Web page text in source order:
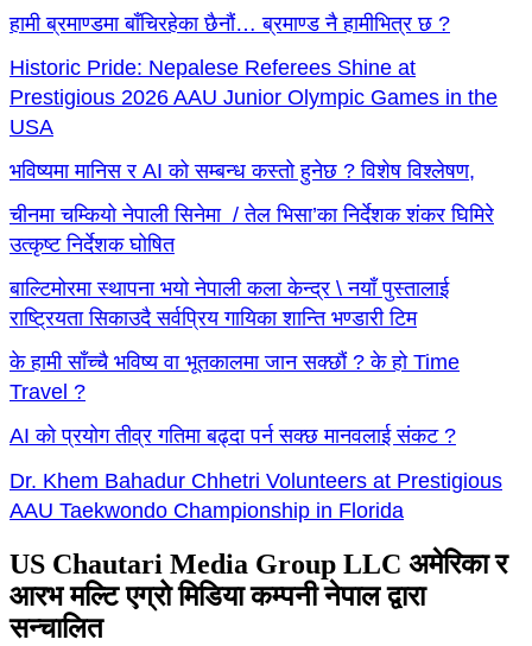
हामी ब्रमाण्डमा बाँचिरहेका छैनौं… ब्रमाण्ड नै हामीभित्र छ ?
Historic Pride: Nepalese Referees Shine at
Prestigious 2026 AAU Junior Olympic Games in the
USA
भविष्यमा मानिस र AI को सम्बन्ध कस्तो हुनेछ ? विशेष विश्लेषण,
चीनमा चम्कियो नेपाली सिनेमा / तेल भिसा’का निर्देशक शंकर घिमिरे
उत्कृष्ट निर्देशक घोषित
बाल्टिमोरमा स्थापना भयो नेपाली कला केन्द्र \ नयाँ पुस्तालाई
राष्ट्रियता सिकाउदै सर्वप्रिय गायिका शान्ति भण्डारी टिम
के हामी साँच्चै भविष्य वा भूतकालमा जान सक्छौं ? के हो Time
Travel ?
AI को प्रयोग तीव्र गतिमा बढ्दा पर्न सक्छ मानवलाई संकट ?
Dr. Khem Bahadur Chhetri Volunteers at Prestigious
AAU Taekwondo Championship in Florida
US Chautari Media Group LLC अमेरिका र
आरभ मल्टि एग्रो मिडिया कम्पनी नेपाल द्वारा
सन्चालित